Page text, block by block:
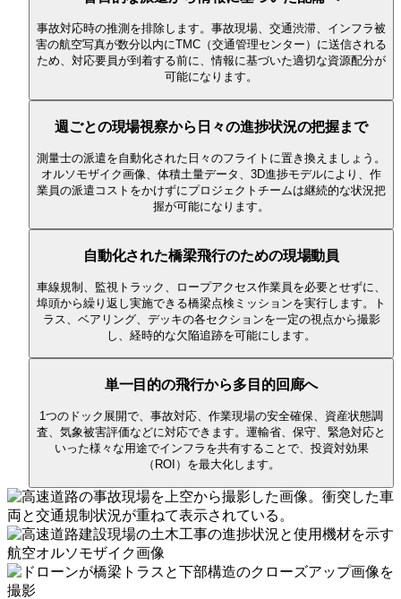
事故対応時の推測を排除します。事故現場、交通渋滞、インフラ被
害の航空写真が数分以内にTMC（交通管理センター）に送信される
ため、対応要員が到着する前に、情報に基づいた適切な資源配分が
可能になります。
週ごとの現場視察から日々の進捗状況の把握まで
測量士の派遣を自動化された日々のフライトに置き換えましょう。
オルソモザイク画像、体積土量データ、3D進捗モデルにより、作
業員の派遣コストをかけずにプロジェクトチームは継続的な状況把
握が可能になります。
自動化された橋梁飛行のための現場動員
車線規制、監視トラック、ロープアクセス作業員を必要とせずに、
埠頭から繰り返し実施できる橋梁点検ミッションを実行します。ト
ラス、ベアリング、デッキの各セクションを一定の視点から撮影
し、経時的な欠陥追跡を可能にします。
単一目的の飛行から多目的回廊へ
1つのドック展開で、事故対応、作業現場の安全確保、資産状態調
査、気象被害評価などに対応できます。運輸省、保守、緊急対応と
いった様々な用途でインフラを共有することで、投資対効果
（ROI）を最大化します。